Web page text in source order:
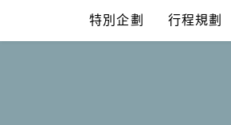
content
特別企劃 行程規劃